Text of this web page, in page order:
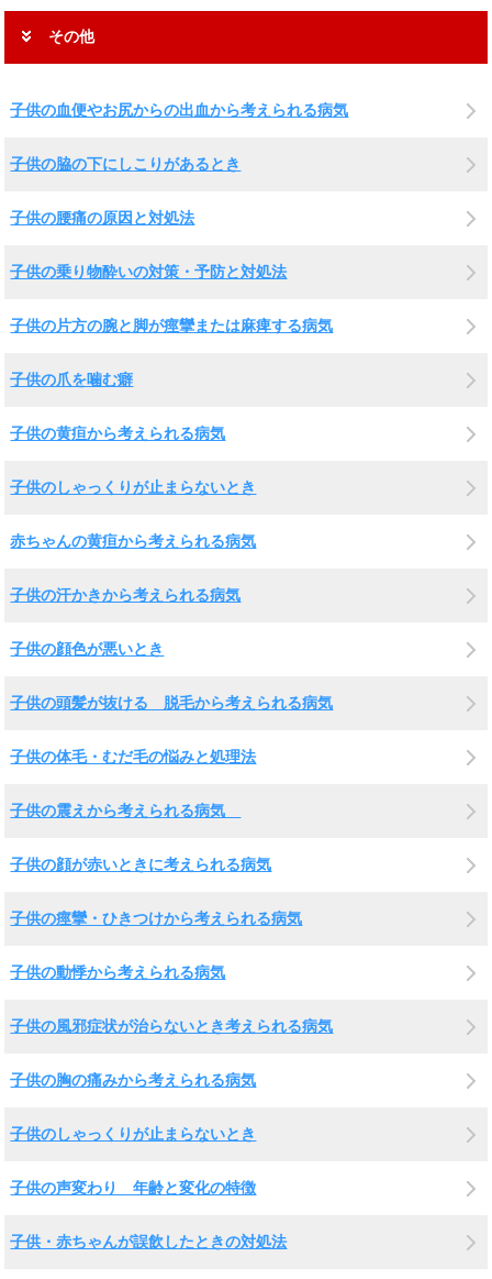
その他
子供の血便やお尻からの出血から考えられる病気
子供の脇の下にしこりがあるとき
子供の腰痛の原因と対処法
子供の乗り物酔いの対策・予防と対処法
子供の片方の腕と脚が痙攣または麻痺する病気
子供の爪を噛む癖
子供の黄疸から考えられる病気
子供のしゃっくりが止まらないとき
赤ちゃんの黄疸から考えられる病気
子供の汗かきから考えられる病気
子供の顔色が悪いとき
子供の頭髪が抜ける 脱毛から考えられる病気
子供の体毛・むだ毛の悩みと処理法
子供の震えから考えられる病気
子供の顔が赤いときに考えられる病気
子供の痙攣・ひきつけから考えられる病気
子供の動悸から考えられる病気
子供の風邪症状が治らないとき考えられる病気
子供の胸の痛みから考えられる病気
子供のしゃっくりが止まらないとき
子供の声変わり 年齢と変化の特徴
子供・赤ちゃんが誤飲したときの対処法